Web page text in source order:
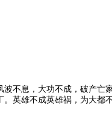
不息，大功不成，破产亡
英雄不成英雄祸，为大都